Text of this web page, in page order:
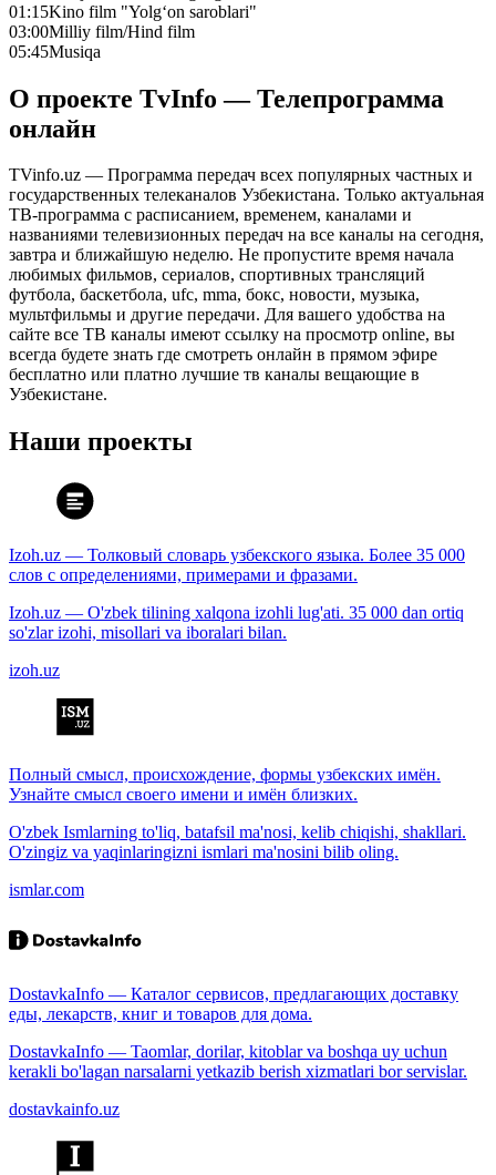
01:15Kino film "Yolg‘on saroblari"
03:00Milliy film/Hind film
05:45Musiqa
О проекте TvInfo — Телепрограмма
онлайн
TVinfo.uz — Программа передач всех популярных частных и
государственных телеканалов Узбекистана. Только актуальная
ТВ-программа с расписанием, временем, каналами и
названиями телевизионных передач на все каналы на сегодня,
завтра и ближайшую неделю. Не пропустите время начала
любимых фильмов, сериалов, спортивных трансляций
футбола, баскетбола, ufc, mma, бокс, новости, музыка,
мультфильмы и другие передачи. Для вашего удобства на
сайте все ТВ каналы имеют ссылку на просмотр online, вы
всегда будете знать где смотреть онлайн в прямом эфире
бесплатно или платно лучшие тв каналы вещающие в
Узбекистане.
Наши проекты
Izoh.uz — Толковый словарь узбекского языка. Более 35 000
слов с определениями, примерами и фразами.
Izoh.uz — O'zbek tilining xalqona izohli lug'ati. 35 000 dan ortiq
so'zlar izohi, misollari va iboralari bilan.
izoh.uz
Полный смысл, происхождение, формы узбекских имён.
Узнайте смысл своего имени и имён близких.
O'zbek Ismlarning to'liq, batafsil ma'nosi, kelib chiqishi, shakllari.
O'zingiz va yaqinlaringizni ismlari ma'nosini bilib oling.
ismlar.com
DostavkaInfo — Каталог сервисов, предлагающих доставку
еды, лекарств, книг и товаров для дома.
DostavkaInfo — Taomlar, dorilar, kitoblar va boshqa uy uchun
kerakli bo'lagan narsalarni yetkazib berish xizmatlari bor servislar.
dostavkainfo.uz